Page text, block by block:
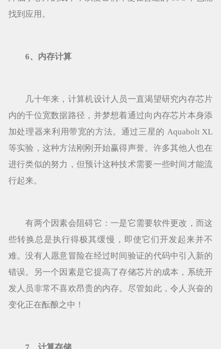
找到应用。
6、内存计算
几十年来，计算机设计人员一直渴望研究内存芯片
内的千位宽数据路径，并梦想着通过向内存芯片本身添
加处理器来利用带宽的方法。通过三星的 Aquabolt XL
等实验，这种方法刚刚开始赢得声誉。许多其他人也在
进行类似的努力，但预计这种技术需要一些时间才能流
行起来。
有两个因素会阻碍它：一是它需要软件更改，而这
些转换总是执行得极其缓慢，即使它们开发起来并不
难。没有人愿意冒险在经过时间验证的代码中引入新的
错误。另一个因素是它提高了存储芯片的成本，系统开
发人员非常不喜欢昂贵的内存。尽管如此，令人兴奋的
变化正在酝酿之中！
7、计算存储